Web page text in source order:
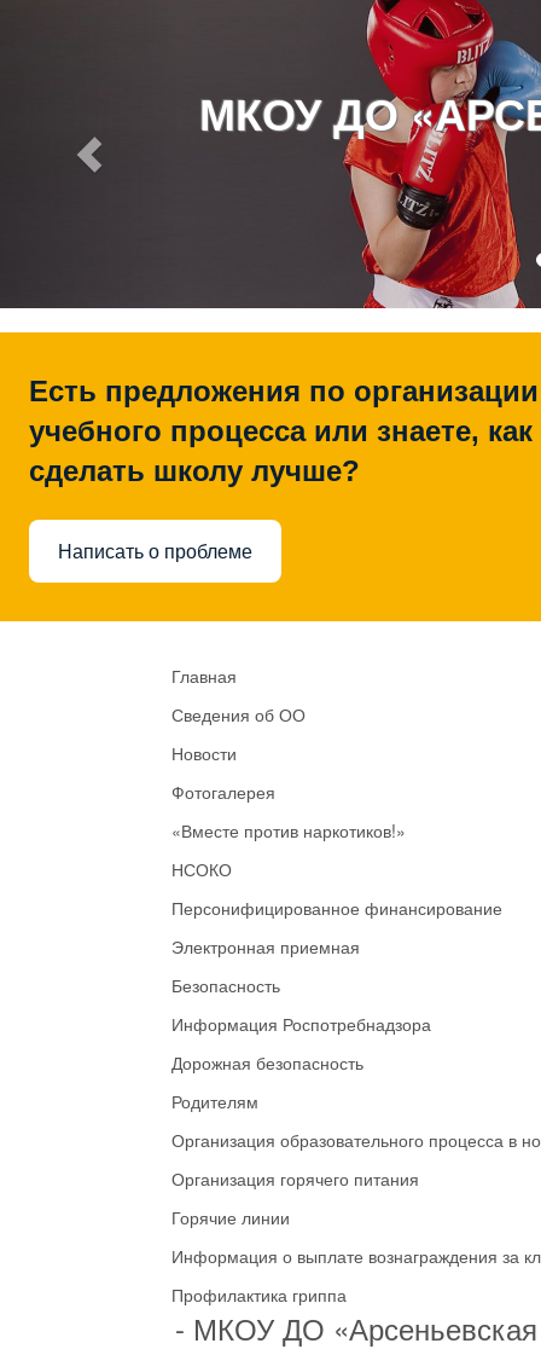
МКОУ ДО
Есть предложения по организации
учебного процесса или знаете, как
сделать школу лучше?
Написать о проблеме
Главная
Сведения об ОО
Новости
Фотогалерея
«Вместе против наркотиков!»
НСОКО
Персонифицированное финансирование
Электронная приемная
Безопасность
Информация Роспотребнадзора
Дорожная безопасность
Родителям
Организация образовательного процесса в
Организация горячего питания
Горячие линии
Информация о выплате вознаграждения за
Профилактика гриппа
- МКОУ ДО